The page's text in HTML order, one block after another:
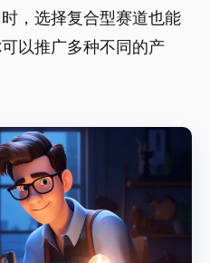
，选择复合型赛道也能
以推广多种不同的产